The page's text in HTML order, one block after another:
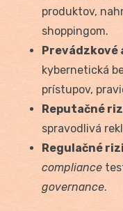
produktov,
shoppingom.
Prevádzkové
kybernetická
prístupov,
Reputačné
spravodlivá
Regulačné
compliance
governance.